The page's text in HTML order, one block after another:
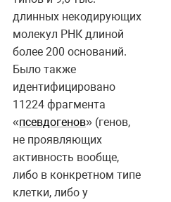
длинных некодирующих
молекул РНК длиной
более 200 оснований.
Было также
идентифицировано
11224 фрагмента
«псевдогенов» (генов,
не проявляющих
активность вообще,
либо в конкретном типе
клетки, либо у